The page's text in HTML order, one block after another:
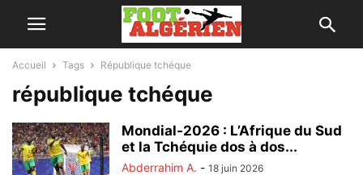
Accueil Tags République tchéque
république tchéque
Mondial-2026 : L’Afrique du Sud
et la Tchéquie dos à dos...
Abderrahim A. - 18 juin 2026